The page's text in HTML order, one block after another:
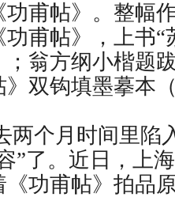
功甫帖》。整幅
甫帖》，上书“
；翁方纲小楷题
》双钩填墨摹本
月时间里陷
”了。近日，上
《功甫帖》拍品